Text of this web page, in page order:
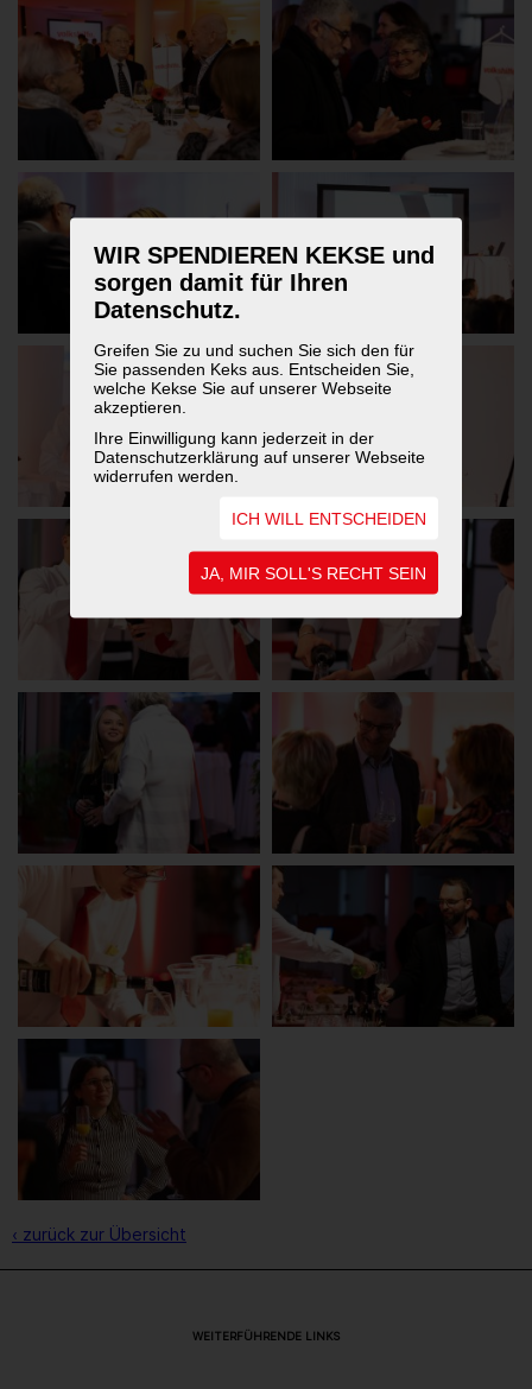
WIR SPENDIEREN KEKSE und
sorgen damit für Ihren
Datenschutz.
Greifen Sie zu und suchen Sie sich den für
Sie passenden Keks aus. Entscheiden Sie,
welche Kekse Sie auf unserer Webseite
akzeptieren.
Ihre Einwilligung kann jederzeit in der
Datenschutzerklärung auf unserer Webseite
widerrufen werden.
ICH WILL ENTSCHEIDEN
JA, MIR SOLL'S RECHT SEIN
‹ zurück zur Übersicht
WEITERFÜHRENDE LINKS